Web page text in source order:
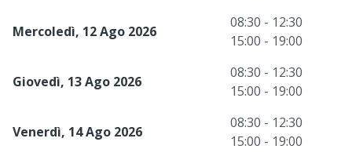
Mercoledì, 12 Ago 2026
08:30 - 12:30
15:00 - 19:00
Giovedì, 13 Ago 2026
08:30 - 12:30
15:00 - 19:00
Venerdì, 14 Ago 2026
08:30 - 12:30
15:00 - 19:00